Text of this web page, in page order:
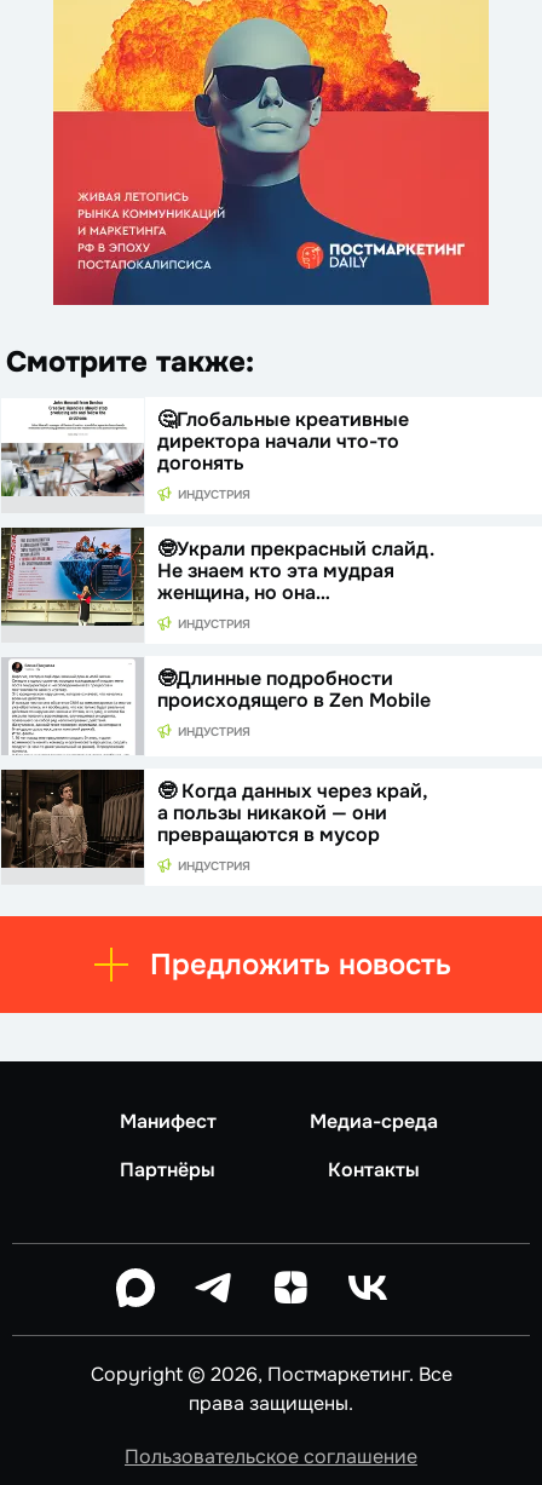
Смотрите также:
🤔Глобальные креативные
директора начали что-то
догонять
ИНДУСТРИЯ
🤓Украли прекрасный слайд.
Не знаем кто эта мудрая
женщина, но она…
ИНДУСТРИЯ
🤓Длинные подробности
происходящего в Zen Mobile
ИНДУСТРИЯ
🤓 Когда данных через край,
а пользы никакой — они
превращаются в мусор
ИНДУСТРИЯ
Предложить новость
Манифест
Медиа-среда
Партнёры
Контакты
Copyright © 2026, Постмаркетинг. Все
права защищены.
Пользовательское соглашение